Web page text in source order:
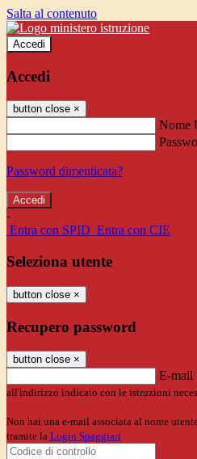
Salta al contenuto
Accedi
Accedi
button close ×
Nome
Password dimenticata?
-
Entra con SPID Entra con CIE
Seleziona utente
button close ×
Recupero password
button close ×
E-mail
all'indirizzo indicato con le istruzioni
Non hai una e-mail associata al nome
tramite la Login Spaggiari